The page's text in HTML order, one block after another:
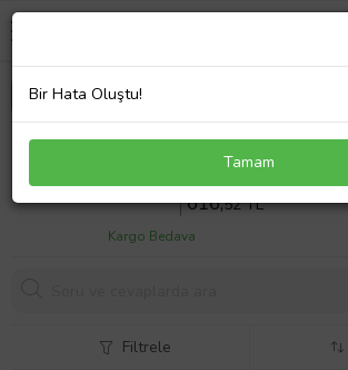
Prıntpen Xbox Hp W1106a (106A)
Sepette %7 İndirim
616,52 TL
Kargo Bedava
Filtrele
Bir Hata Oluştu!
Tamam